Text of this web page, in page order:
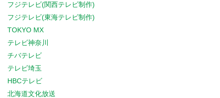
フジテレビ(関西テレビ制作)
フジテレビ(東海テレビ制作)
TOKYO MX
テレビ神奈川
チバテレビ
テレビ埼玉
HBCテレビ
北海道文化放送